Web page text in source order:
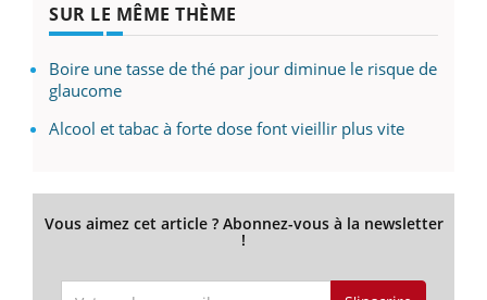
SUR LE MÊME THÈME
Boire une tasse de thé par jour diminue le risque de
glaucome
Alcool et tabac à forte dose font vieillir plus vite
Vous aimez cet article ? Abonnez-vous à la newsletter
!